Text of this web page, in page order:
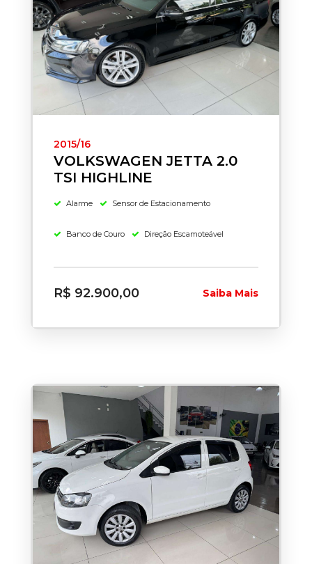
2015/16
VOLKSWAGEN JETTA 2.0
TSI HIGHLINE
Alarme Sensor de Estacionamento
Banco de Couro Direção Escamoteável
R$ 92.900,00 Saiba Mais